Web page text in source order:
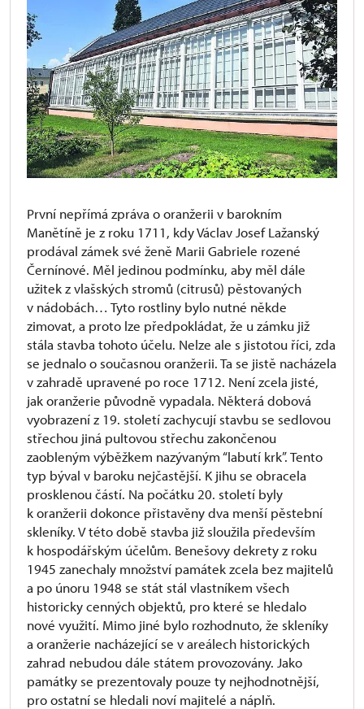
První nepřímá zpráva o oranžerii v barokním
Manětíně je z roku 1711, kdy Václav Josef Lažanský
prodával zámek své ženě Marii Gabriele rozené
Černínové. Měl jedinou podmínku, aby měl dále
užitek z vlašských stromů (citrusů) pěstovaných
v nádobách… Tyto rostliny bylo nutné někde
zimovat, a proto lze předpokládat, že u zámku již
stála stavba tohoto účelu. Nelze ale s jistotou říci, zda
se jednalo o současnou oranžerii. Ta se jistě nacházela
v zahradě upravené po roce 1712. Není zcela jisté,
jak oranžerie původně vypadala. Některá dobová
vyobrazení z 19. století zachycují stavbu se sedlovou
střechou jiná pultovou střechu zakončenou
zaobleným výběžkem nazývaným “labutí krk”. Tento
typ býval v baroku nejčastější. K jihu se obracela
prosklenou částí. Na počátku 20. století byly
k oranžerii dokonce přistavěny dva menší pěstební
skleníky. V této době stavba již sloužila především
k hospodářským účelům. Benešovy dekrety z roku
1945 zanechaly množství památek zcela bez majitelů
a po únoru 1948 se stát stál vlastníkem všech
historicky cenných objektů, pro které se hledalo
nové využití. Mimo jiné bylo rozhodnuto, že skleníky
a oranžerie nacházející se v areálech historických
zahrad nebudou dále státem provozovány. Jako
památky se prezentovaly pouze ty nejhodnotnější,
pro ostatní se hledali noví majitelé a náplň.